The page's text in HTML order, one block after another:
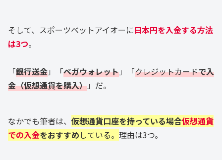
そして、スポーツベットアイオーに日本円を入金する方法
は3つ。
「銀行送金」「ベガウォレット」「クレジットカードで入
金（仮想通貨を購入）」だ。
なかでも筆者は、 仮想通貨口座を持っている場合仮想通貨
での入金をおすすめしている。 理由は3つ。